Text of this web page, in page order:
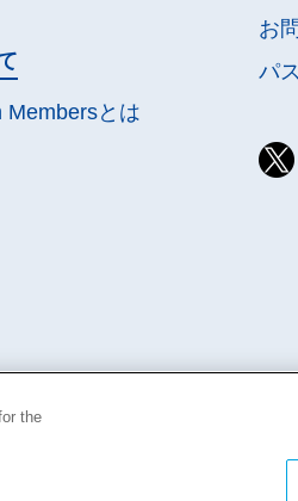
Membersとは
お
パ
the